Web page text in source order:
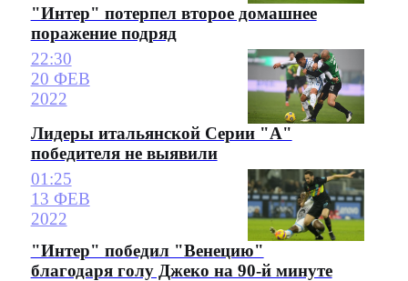
"Интер" потерпел второе домашнее
поражение подряд
22:30
20 ФЕВ
2022
Лидеры итальянской Серии "А"
победителя не выявили
01:25
13 ФЕВ
2022
"Интер" победил "Венецию"
благодаря голу Джеко на 90-й минуте